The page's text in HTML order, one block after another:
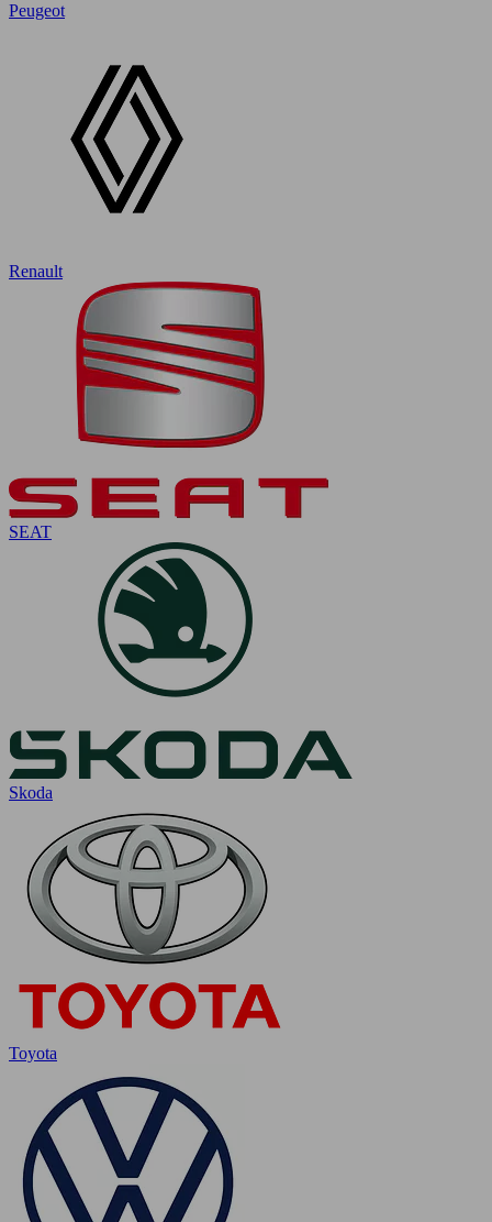
Peugeot
Renault
SEAT
Skoda
Toyota